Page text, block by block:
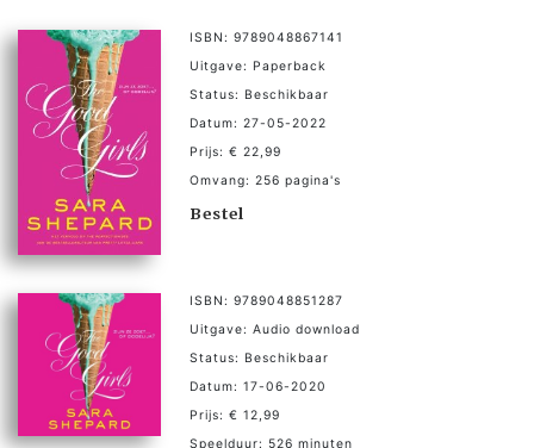
ISBN: 9789048867141
Uitgave: Paperback
Status: Beschikbaar
Datum: 27-05-2022
Prijs: € 22,99
Omvang: 256 pagina's
Bestel
ISBN: 9789048851287
Uitgave: Audio download
Status: Beschikbaar
Datum: 17-06-2020
Prijs: € 12,99
Speelduur: 526 minuten